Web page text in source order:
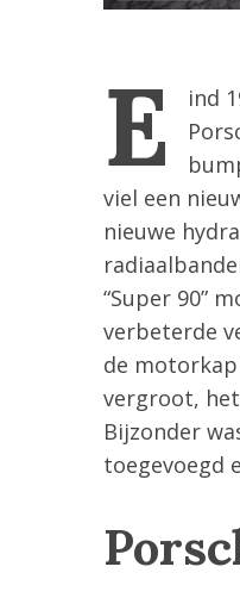
E
ind
viel een
nieuwe
“Super 90”
verbeterde
de
vergroot,
Bijzonder
toegevoegd